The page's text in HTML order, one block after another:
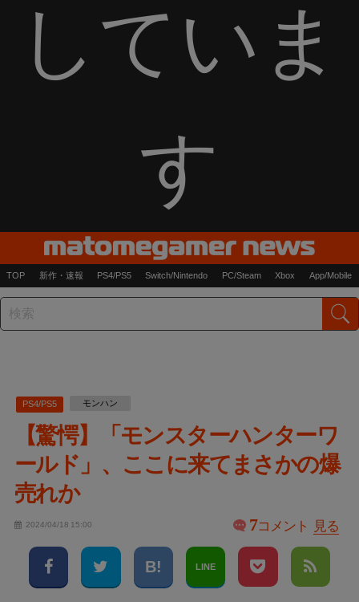
していま
す
TOP 新作・速報 PS4/PS5 Switch/Nintendo PC/Steam Xbox App/Mobile
PS4/PS5 モンハン
【驚愕】「モンスターハンターワ
ールド」、ここに来てまさかの爆
売れか
2024/04/18 15:00 7コメント 見る
LINE